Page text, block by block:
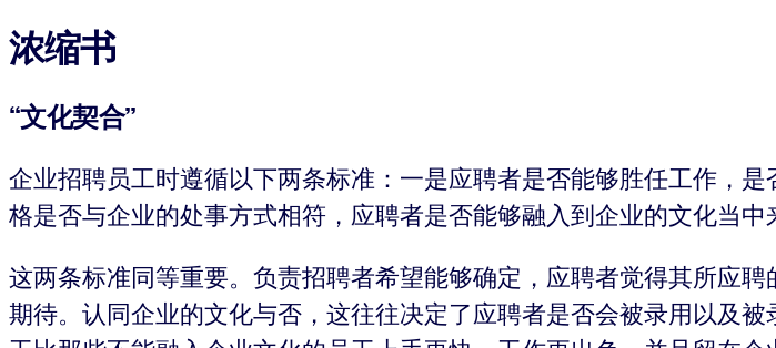
浓缩书
“文化契合”
企业招聘员工时遵循以下两条标准：一是应聘者是否能够胜任工作，
格是否与企业的处事方式相符，应聘者是否能够融入到企业的文化当中
这两条标准同等重要。负责招聘者希望能够确定，应聘者觉得其所应
期待。认同企业的文化与否，这往往决定了应聘者是否会被录用以及